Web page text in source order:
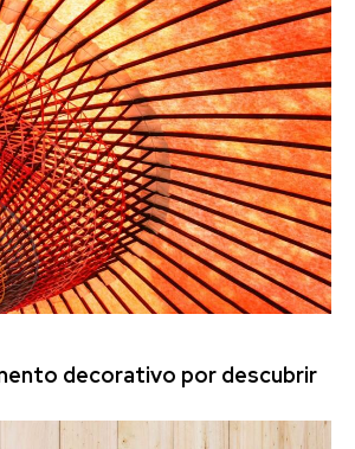
decorativo por descubrir